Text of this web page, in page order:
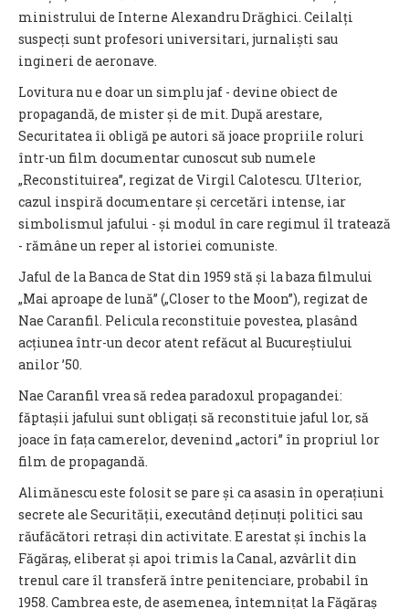
ministrului de Interne Alexandru Drăghici. Ceilalți
suspecți sunt profesori universitari, jurnaliști sau
ingineri de aeronave.
Lovitura nu e doar un simplu jaf - devine obiect de
propagandă, de mister și de mit. După arestare,
Securitatea îi obligă pe autori să joace propriile roluri
într-un film documentar cunoscut sub numele
„Reconstituirea”, regizat de Virgil Calotescu. Ulterior,
cazul inspiră documentare și cercetări intense, iar
simbolismul jafului - și modul în care regimul îl tratează
- rămâne un reper al istoriei comuniste.
Jaful de la Banca de Stat din 1959 stă și la baza filmului
„Mai aproape de lună” („Closer to the Moon”), regizat de
Nae Caranfil. Pelicula reconstituie povestea, plasând
acțiunea într-un decor atent refăcut al Bucureștiului
anilor ’50.
Nae Caranfil vrea să redea paradoxul propagandei:
făptașii jafului sunt obligați să reconstituie jaful lor, să
joace în fața camerelor, devenind „actori” în propriul lor
film de propagandă.
Alimănescu este folosit se pare și ca asasin în operațiuni
secrete ale Securității, executând deținuți politici sau
răufăcători retrași din activitate. E arestat și închis la
Făgăraș, eliberat și apoi trimis la Canal, azvârlit din
trenul care îl transferă între penitenciare, probabil în
1958. Cambrea este, de asemenea, întemnițat la Făgăraș